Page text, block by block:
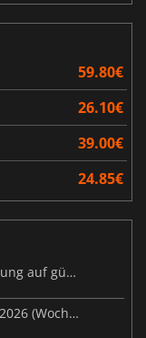
59.80€
26.10€
39.00€
24.85€
Steam Frame: Preis-Leak zerstört Hoffnung auf günstiges VR-Headset
Neue Videospiele der Woche – August 2026 (Woche 32)